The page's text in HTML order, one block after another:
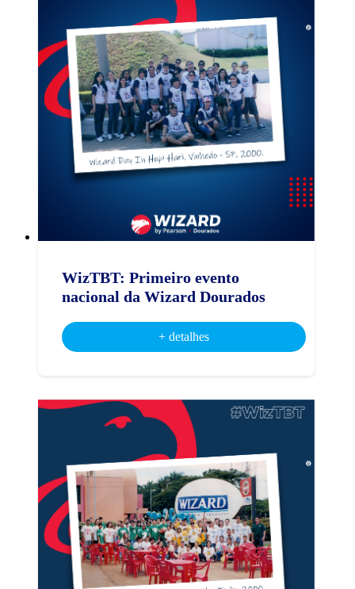
WizTBT: Primeiro evento
nacional da Wizard Dourados
+ detalhes